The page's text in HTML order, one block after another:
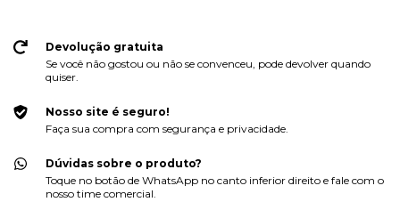
Devolução gratuita
Se você não gostou ou não se convenceu, pode devolver quando
quiser.
Nosso site é seguro!
Faça sua compra com segurança e privacidade.
Dúvidas sobre o produto?
Toque no botão de WhatsApp no canto inferior direito e fale com o
nosso time comercial.